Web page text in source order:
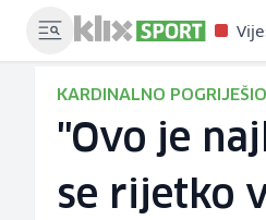
KARDINALNO POGRIJEŠIO
"Ovo je
se rijetko